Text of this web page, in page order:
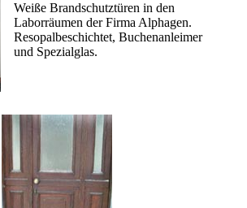
Weiße Brandschutztüren in den
Laborräumen der Firma Alphagen.
Resopalbeschichtet, Buchenanleimer
und Spezialglas.